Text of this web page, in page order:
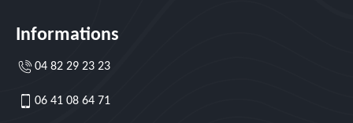
Informations
04 82 29 23 23
06 41 08 64 71